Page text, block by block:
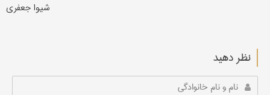
شیوا جعفری
نظر دهید